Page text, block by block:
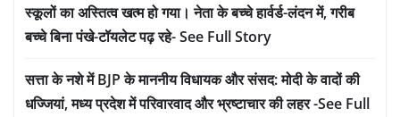
स्कूलों का अस्तित्व खत्म हो गया। नेता के बच्चे हार्वर्ड-लंदन में, गरीब
बच्चे बिना पंखे-टॉयलेट पढ़ रहे- See Full Story
सत्ता के नशे में BJP के माननीय विधायक और संसद: मोदी के वादों की
धज्जियां, मध्य प्रदेश में परिवारवाद और भ्रष्टाचार की लहर -See Full